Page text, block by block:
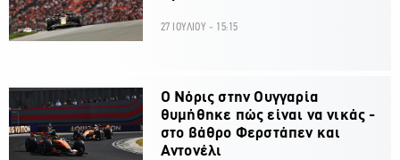
27 ΙΟΥΛΙΟΥ - 15:15
O Νόρις στην Ουγγαρία
θυμήθηκε πώς είναι να νικάς -
στο βάθρο Φερστάπεν και
Αντονέλι